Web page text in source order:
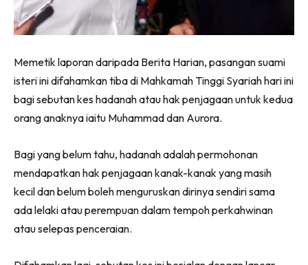
Memetik laporan daripada Berita Harian, pasangan suami
isteri ini difahamkan tiba di Mahkamah Tinggi Syariah hari ini
bagi sebutan kes hadanah atau hak penjagaan untuk kedua
orang anaknya iaitu Muhammad dan Aurora.
Bagi yang belum tahu, hadanah adalah permohonan
mendapatkan hak penjagaan kanak-kanak yang masih
kecil dan belum boleh menguruskan dirinya sendiri sama
ada lelaki atau perempuan dalam tempoh perkahwinan
atau selepas penceraian.